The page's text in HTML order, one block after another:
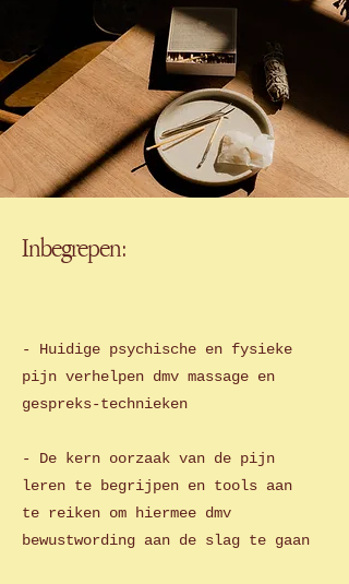
Inbegrepen:
- Huidige psychische en fysieke
pijn verhelpen dmv massage en
gespreks-technieken
- De kern oorzaak van de pijn
leren te begrijpen en tools aan
te reiken om hiermee dmv
bewustwording aan de slag te gaan